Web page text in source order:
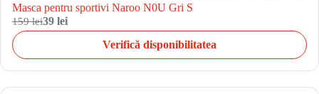
Masca pentru sportivi Naroo N0U Gri S
159 lei39 lei
Verifică disponibilitatea